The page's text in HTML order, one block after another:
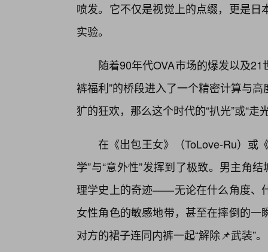
喷发。它不仅是视觉上的点缀，更是
实验。
随着90年代OVA市场的爆发以及21
裤福利”的桥段进入了一个精密计算与
犷的狂欢，那么这个时代的“扒光”或“走
在《出包王女》（ToLove-Ru）或
学”与“意外性”发挥到了极致。男主角
理学史上的奇迹——无论在什么角度、
女性角色的敏感地带，甚至在摔倒的
对方的裙子连同内裤一起“解除📌武装”。